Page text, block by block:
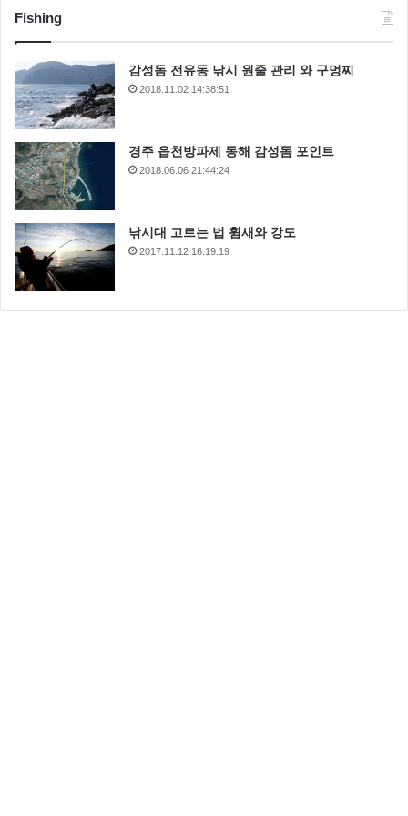
Fishing
감성돔 전유동 낚시 원줄 관리 와 구멍찌
2018.11.02 14:38:51
경주 읍천방파제 동해 감성돔 포인트
2018.06.06 21:44:24
낚시대 고르는 법 휨새와 강도
2017.11.12 16:19:19